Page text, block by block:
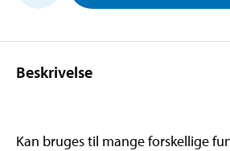
Beskrivelse
Kan bruges til mange forskellige